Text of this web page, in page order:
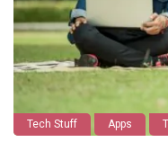
Tech Stuff Apps